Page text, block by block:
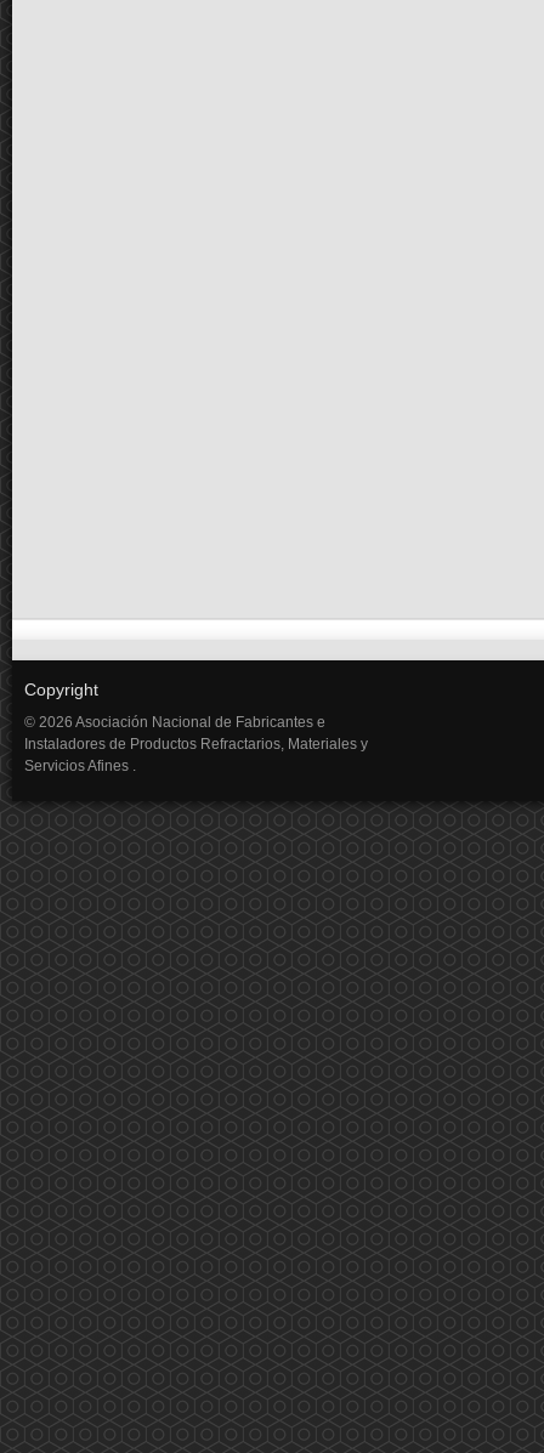
Copyright
© 2026 Asociación Nacional de Fabricantes e
Instaladores de Productos Refractarios, Materiales y
Servicios Afines .